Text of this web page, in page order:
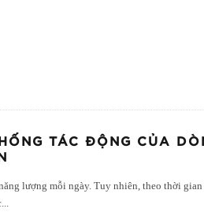
TÁC ĐỘNG CỦA
lượng mỗi ngày. Tuy nhiên, theo thời gian
...